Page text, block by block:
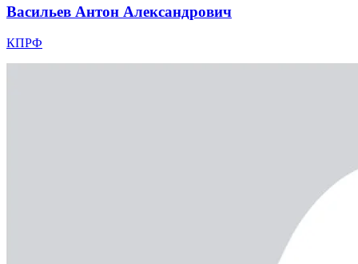
Васильев Антон Александрович
КПРФ